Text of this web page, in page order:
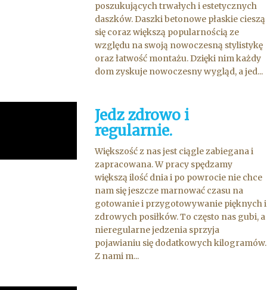
poszukujących trwałych i estetycznych
daszków. Daszki betonowe płaskie cieszą
się coraz większą popularnością ze
względu na swoją nowoczesną stylistykę
oraz łatwość montażu. Dzięki nim każdy
dom zyskuje nowoczesny wygląd, a jed...
Jedz zdrowo i
regularnie.
Większość z nas jest ciągle zabiegana i
zapracowana. W pracy spędzamy
większą ilość dnia i po powrocie nie chce
nam się jeszcze marnować czasu na
gotowanie i przygotowywanie pięknych i
zdrowych posiłków. To często nas gubi, a
nieregularne jedzenia sprzyja
pojawianiu się dodatkowych kilogramów.
Z nami m...